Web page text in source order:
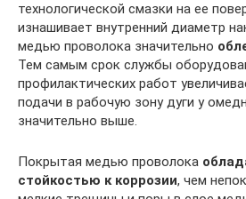
технологической смазки на ее
изнашивает внутренний диаметр
медью проволока значительно
Тем самым срок службы
профилактических работ
подачи в рабочую зону дуги у
значительно выше.
Покрытая медью проволока
стойкостью к коррозии, чем